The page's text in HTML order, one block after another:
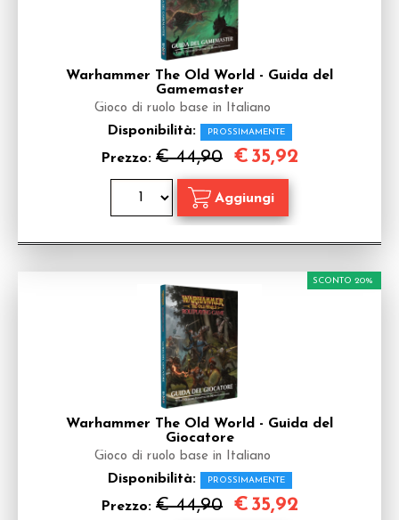
Warhammer The Old World - Guida del
Gamemaster
Gioco di ruolo base in Italiano
Disponibilità: PROSSIMAMENTE
Prezzo: € 44,90 € 35,92
Warhammer The Old World - Guida del
Giocatore
Gioco di ruolo base in Italiano
Disponibilità: PROSSIMAMENTE
Prezzo: € 44,90
SCONTO 20%
€ 35,92